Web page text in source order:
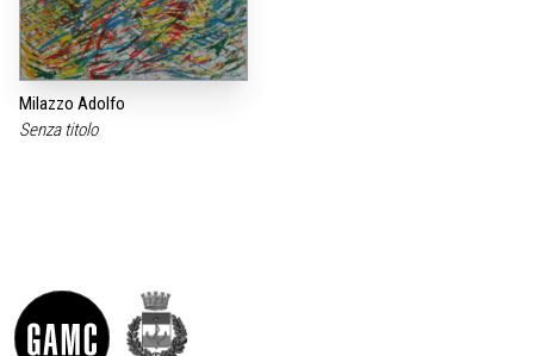
Milazzo Adolfo
Senza titolo